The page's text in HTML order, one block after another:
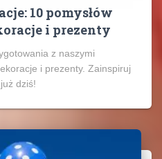
10 pomysłów
i prezenty
z naszymi
i prezenty. Zainspiruj
dziś!